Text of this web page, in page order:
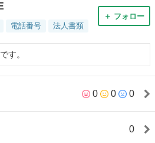
電話番号 法人書類
＋ フォロー
す。
0 0 0
0